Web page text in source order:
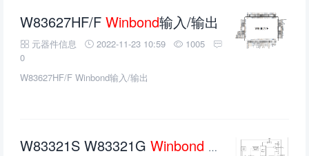
W83627HF/F Winbond输入/输出
元器件信息 2022-11-23 10:59
1005
0
W83627HF/F Winbond输入/输出
W83321S W83321G Winbond